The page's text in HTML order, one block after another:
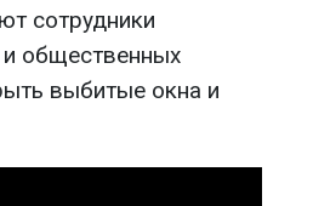
сотрудники
общественных
выбитые окна и